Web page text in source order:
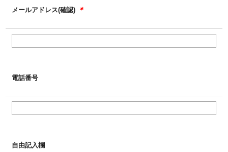
メールアドレス(確認) ＊
電話番号
自由記入欄